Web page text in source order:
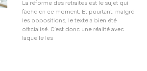
La réforme des retraites est le sujet qui
fâche en ce moment. Et pourtant, malgré
les oppositions, le texte a bien été
officialisé. C’est donc une réalité avec
laquelle les